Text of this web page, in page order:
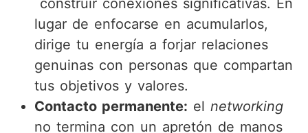
lugar de enfocarse en acumularlos,
dirige tu energía a forjar relaciones
genuinas con personas que compartan
tus objetivos y valores.
Contacto permanente: el networking
no termina con un apretón de manos